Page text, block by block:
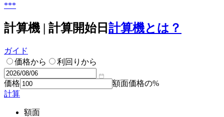
***
計算機 | 計算開始日 計算機とは？
ガイド
価格から
利回りから
価格
額面価格の%
計算
額面